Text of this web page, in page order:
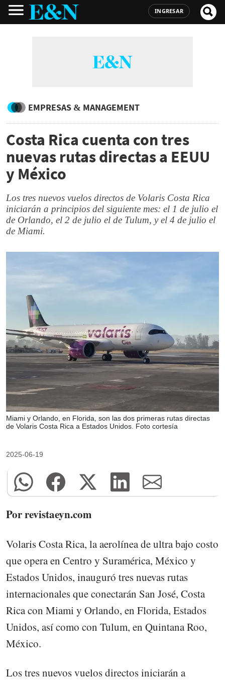
INGRESAR
EMPRESAS & MANAGEMENT
Costa Rica cuenta con tres
nuevas rutas directas a EEUU
y México
Los tres nuevos vuelos directos de Volaris Costa Rica
iniciarán a principios del siguiente mes: el 1 de julio el
de Orlando, el 2 de julio el de Tulum, y el 4 de julio el
de Miami.
Miami y Orlando, en Florida, son las dos primeras rutas directas
de Volaris Costa Rica a Estados Unidos. Foto cortesía
2025-06-19
Por revistaeyn.com
Volaris Costa Rica, la aerolínea de ultra bajo costo
que opera en Centro y Suramérica, México y
Estados Unidos, inauguró tres nuevas rutas
internacionales que conectarán San José, Costa
Rica con Miami y Orlando, en Florida, Estados
Unidos, así como con Tulum, en Quintana Roo,
México.
Los tres nuevos vuelos directos iniciarán a